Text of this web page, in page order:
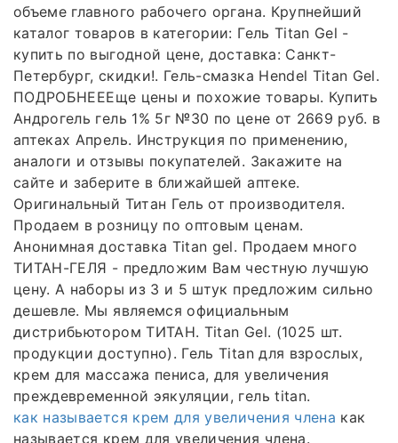
объеме главного рабочего органа. Крупнейший
каталог товаров в категории: Гель Titan Gel -
купить по выгодной цене, доставка: Санкт-
Петербург, скидки!. Гель-смазка Hendel Titan Gel.
ПОДРОБНЕЕЕще цены и похожие товары. Купить
Андрогель гель 1% 5г №30 по цене от 2669 руб. в
аптеках Апрель. Инструкция по применению,
аналоги и отзывы покупателей. Закажите на
сайте и заберите в ближайшей аптеке.
Оригинальный Титан Гель от производителя.
Продаем в розницу по оптовым ценам.
Анонимная доставка Titan gel. Продаем много
ТИТАН-ГЕЛЯ - предложим Вам честную лучшую
цену. А наборы из 3 и 5 штук предложим сильно
дешевле. Мы являемся официальным
дистрибьютором ТИТАН. Titan Gel. (1025 шт.
продукции доступно). Гель Titan для взрослых,
крем для массажа пениса, для увеличения
преждевременной эякуляции, гель titan.
как называется крем для увеличения члена как
называется крем для увеличения члена.